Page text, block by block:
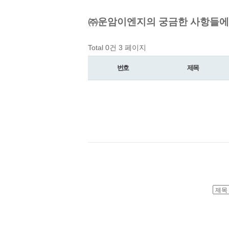
㈜운암이엔지의 궁금한 사항들
Total 0건 3 페이지
번호 제목